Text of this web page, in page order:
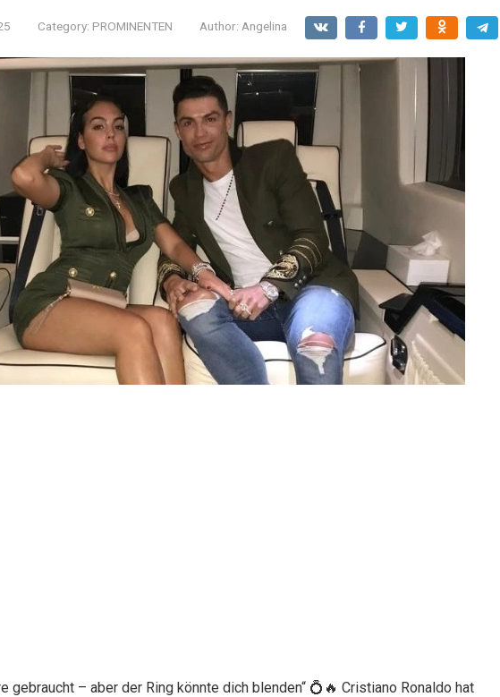
Category: PROMINENTEN Author: Angelina
gebraucht – aber der Ring könnte dich blenden“ 💍🔥 Cristiano Ronaldo hat